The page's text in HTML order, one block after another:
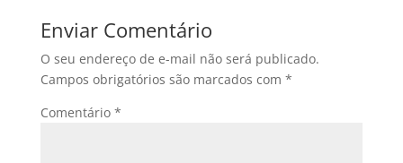
Enviar Comentário
O seu endereço de e-mail não será publicado.
Campos obrigatórios são marcados com *
Comentário *